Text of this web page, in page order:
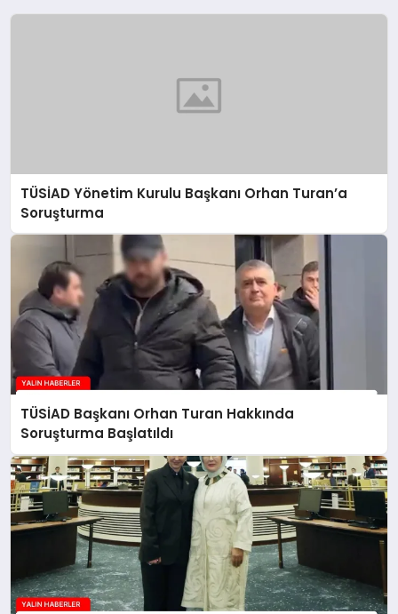
TÜSİAD Yönetim Kurulu Başkanı Orhan Turan’a
Soruşturma
TÜSİAD Başkanı Orhan Turan Hakkında
Soruşturma Başlatıldı